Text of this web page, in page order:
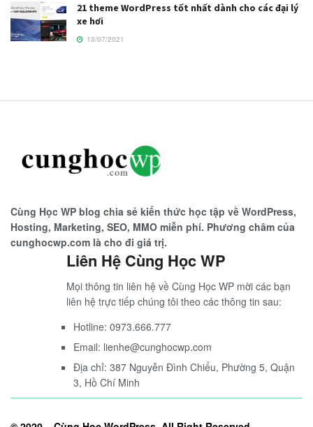
21 theme WordPress tốt nhất dành cho các đại lý
xe hơi
13/07/2021
Cùng Học WP blog chia sẻ kiến thức học tập về WordPress,
Hosting, Marketing, SEO, MMO miễn phí. Phương châm của
cunghocwp.com là cho đi giá trị.
Liên Hệ Cùng Học WP
Mọi thông tin liên hệ về Cùng Học WP mời các bạn
liên hệ trực tiếp chúng tôi theo các thông tin sau:
Hotline: 0973.666.777
Email: lienhe@cunghocwp.com
Địa chỉ: 387 Nguyễn Đình Chiểu, Phường 5, Quận
3, Hồ Chí Minh